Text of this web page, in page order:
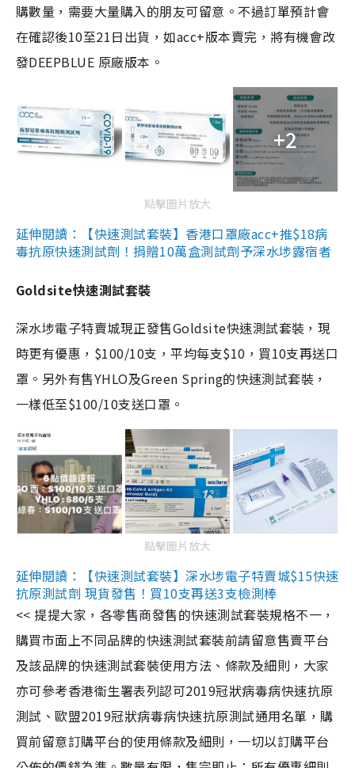
購數量，需要大量購入的朋友可留意。不過訂單預計會
在確認後10至21日出貨，如acc+版本賣完，將有機會改
發DEEPBLUE 原廠版本。
+2
點擊圖片放大
延伸閱讀：【快速測試套裝】香港口罩廠acc+推$18病
毒抗原快速測試劑！捐贈10萬盒測試劑予深水埗露宿者
Goldsite快速測試套裝
深水埗電子特賣城現正發售Goldsite快速測試套裝，現
時更有優惠，$100/10支，平均每支$10，買10支再送口
罩。另外有售YHLO及Green Spring的快速測試套裝，
一樣低至$100/10支送口罩。
點擊圖片放大
延伸閱讀：【快速測試套裝】深水埗電子特賣城$15快速
抗原測試劑 現貨發售！買10支再送3支檢測棒
<< 提提大家，各零售商發售的快速測試套裝規格不一，
購買市面上不同品牌的快速測試套裝前請留意售賣平台
及該品牌的快速測試套裝使用方法、條款及細則，大家
亦可參考香港衞生署表列認可2019冠狀病毒病快速抗原
測試、歐盟2019冠狀病毒病快速抗原測試通用名單，購
買前留意訂購平台的使用條款及細則，一切以訂購平台